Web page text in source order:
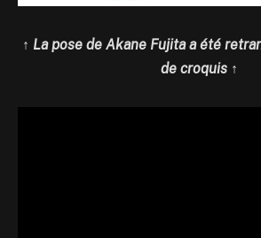
↑ La pose de Akane Fujita a été
de croquis↑